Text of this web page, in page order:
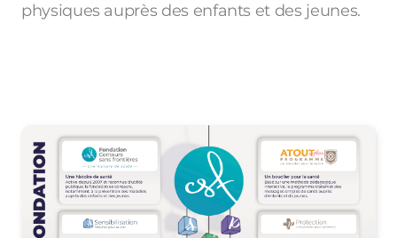
physiques auprès des enfants et des jeunes.